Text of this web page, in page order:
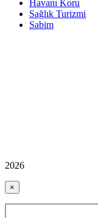
Havanı Koru
Sağlık Turizmi
Sabim
2026
×